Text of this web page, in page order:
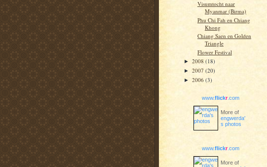
Visumtocht naar
Myanmar (Birma)
Phu Chi Fah en Chiang
Khong
Chiang Saen en Golden
Triangle
Flower Festival
► 2008 (18)
► 2007 (20)
► 2006 (3)
www.flickr.com
More of
engwerda'
s photos
www.flickr.com
More of